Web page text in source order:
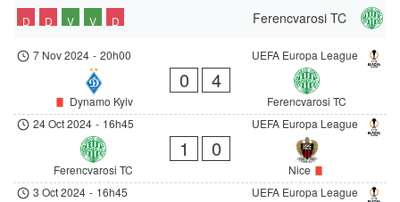
Ferencvarosi TC
D D V V D
UEFA Europa League
7 Nov 2024 - 20h00
Dynamo Kyiv
0 4
Ferencvarosi TC
UEFA Europa League
24 Oct 2024 - 16h45
Ferencvarosi TC
1 0
Nice
UEFA Europa League
3 Oct 2024 - 16h45